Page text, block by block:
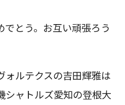
でとう。お互い頑張ろう
ォルテクスの吉田輝雅は
シャトルズ愛知の登根大